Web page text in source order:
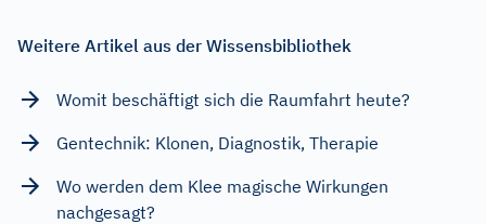
Weitere Artikel aus der Wissensbibliothek
Womit beschäftigt sich die Raumfahrt heute?
Gentechnik: Klonen, Diagnostik, Therapie
Wo werden dem Klee magische Wirkungen
nachgesagt?